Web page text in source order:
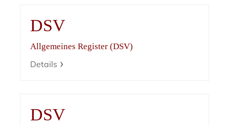
DSV
Allgemeines Register (DSV)
Details
DSV